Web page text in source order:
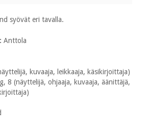
syövät eri tavalla.
Anttola
kuvaaja, leikkaaja, käsikirjoittaja)
8 (näyttelijä, ohjaaja, kuvaaja, äänittäjä,